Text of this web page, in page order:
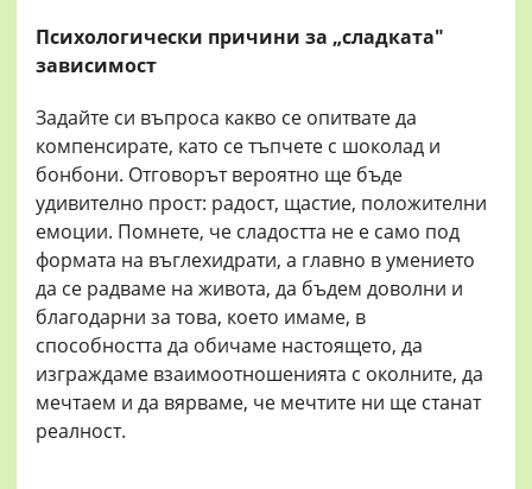
Психологически причини за „сладката"
зависимост
Задайте си въпроса какво се опитвате да
компенсирате, като се тъпчете с шоколад и
бонбони. Отговорът вероятно ще бъде
удивително прост: радост, щастие, положителни
емоции. Помнете, че сладостта не е само под
формата на въглехидрати, а главно в умението
да се радваме на живота, да бъдем доволни и
благодарни за това, което имаме, в
способността да обичаме настоящето, да
изграждаме взаимоотношенията с околните, да
мечтаем и да вярваме, че мечтите ни ще станат
реалност.